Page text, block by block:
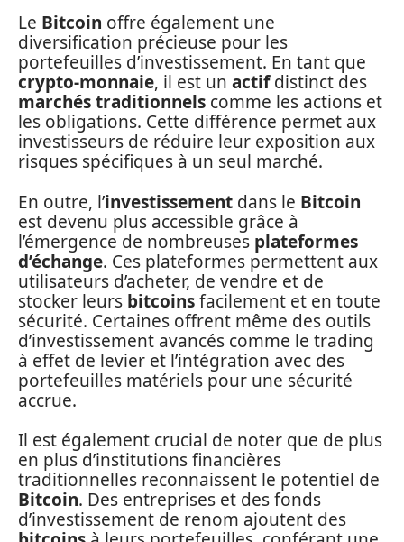
Le Bitcoin offre également une
diversification précieuse pour les
portefeuilles d’investissement. En tant que
crypto-monnaie, il est un actifdistinct des
marchés traditionnels comme les actions et
les obligations. Cette différence permet aux
investisseurs de réduire leur exposition aux
risques spécifiques à un seul marché.
En outre, l’investissement dans le Bitcoin
est devenu plus accessible grâce à
l’émergence de nombreuses plateformes
d’échange. Ces plateformes permettent aux
utilisateurs d’acheter, de vendre et de
stocker leurs bitcoinsfacilement et en toute
sécurité. Certaines offrent même des outils
d’investissement avancés comme le trading
à effet de levier et l’intégration avec des
portefeuilles matériels pour une sécurité
accrue.
Il est également crucial de noter que de plus
en plus d’institutions financières
traditionnelles reconnaissent le potentiel de
Bitcoin. Des entreprises et des fonds
d’investissement de renom ajoutent des